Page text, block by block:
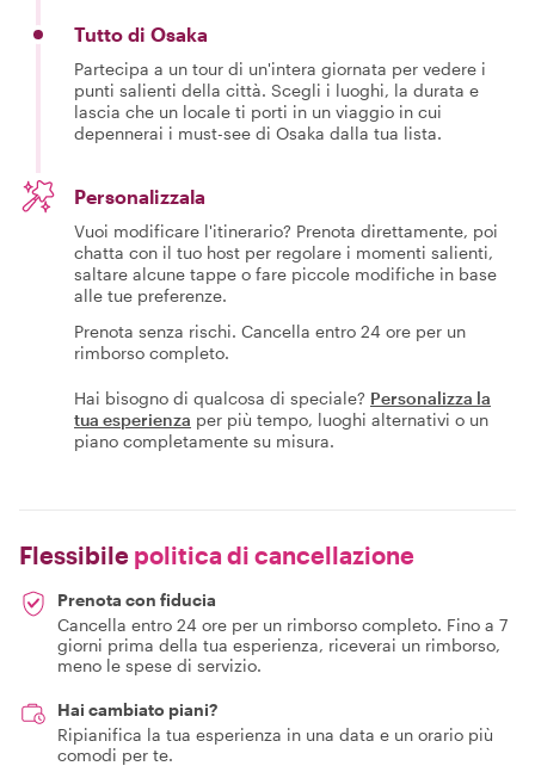
Tutto di Osaka
Partecipa a un tour di un'intera giornata per vedere i
punti salienti della città. Scegli i luoghi, la durata e
lascia che un locale ti porti in un viaggio in cui
depennerai i must-see di Osaka dalla tua lista.
Personalizzala
Vuoi modificare l'itinerario? Prenota direttamente, poi
chatta con il tuo host per regolare i momenti salienti,
saltare alcune tappe o fare piccole modifiche in base
alle tue preferenze.
Prenota senza rischi. Cancella entro 24 ore per un
rimborso completo.
Hai bisogno di qualcosa di speciale? Personalizza la
tua esperienza per più tempo, luoghi alternativi o un
piano completamente su misura.
Flessibile politica di cancellazione
Prenota con fiducia
Cancella entro 24 ore per un rimborso completo. Fino a 7
giorni prima della tua esperienza, riceverai un rimborso,
meno le spese di servizio.
Hai cambiato piani?
Ripianifica la tua esperienza in una data e un orario più
comodi per te.